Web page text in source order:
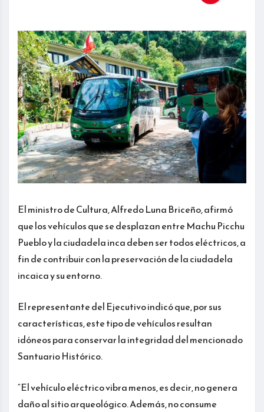
El ministro de Cultura, Alfredo Luna Briceño, afirmó
que los vehículos que se desplazan entre Machu Picchu
Pueblo y la ciudadela inca deben ser todos eléctricos, a
fin de contribuir con la preservación de la ciudadela
incaica y su entorno.
El representante del Ejecutivo indicó que, por sus
características, este tipo de vehículos resultan
idóneos para conservar la integridad del mencionado
Santuario Histórico.
“El vehículo eléctrico vibra menos, es decir, no genera
daño al sitio arqueológico. Además, no consume